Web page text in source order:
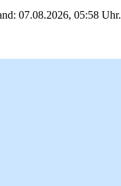
07.08.2026, 05:58 Uhr.